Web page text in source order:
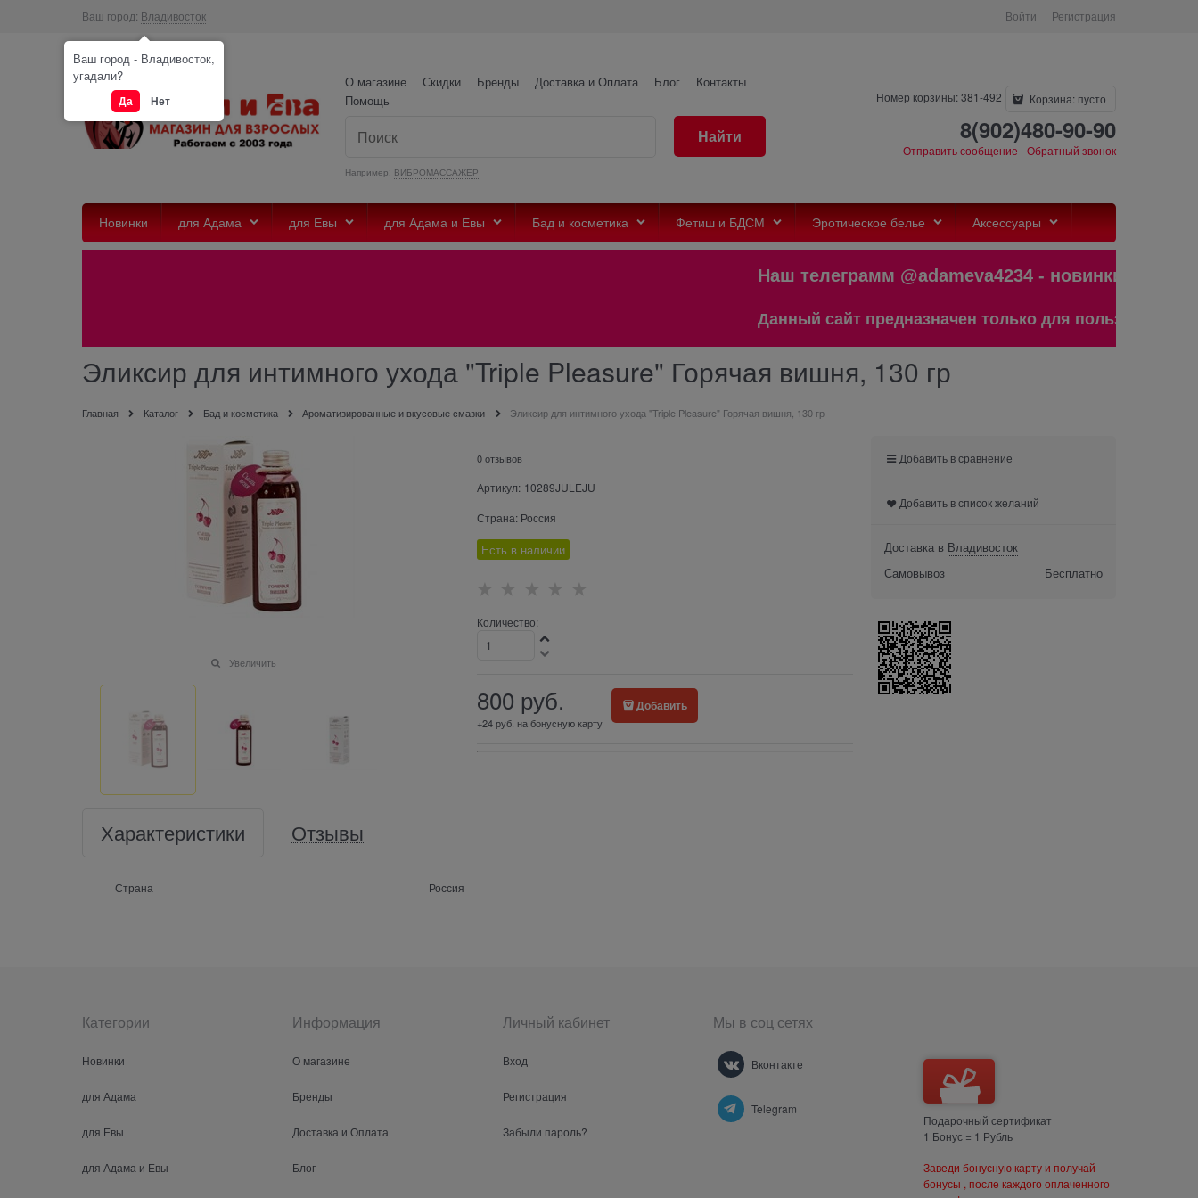
Ваш город: Владивосток Войти Регистрация
О магазине Скидки Бренды Доставка и Оплата Блог
Контакты
Помощь
Например: ВИБРОМАССАЖЕР
Найти
Номер корзины: 381-492 Корзина: пусто
8(902)480-90-90
Отправить сообщение Обратный звонок
Новинки для Адама для Евы для Адама и Евы Бад и косметика Фетиш и БДСМ Эротическое белье Аксессуары
Наш телеграмм @adameva4234 -
Данный сайт предназначен только для пользователей
Эликсир для интимного ухода "Triple Pleasure" Горячая вишня, 130 гр
Главная Каталог Бад и косметика Ароматизированные и вкусовые смазки Эликсир для интимного ухода "Triple Pleasure" Горячая вишня, 130 гр
Увеличить
0 отзывов
Артикул: 10289JULEJU
Страна: Россия
Есть в наличии
Количество:
800 руб.
+24 руб. на бонусную карту
Добавить
Характеристики Отзывы
Страна Россия
Добавить в сравнение
Добавить в список желаний
Доставка в Владивосток
Самовывоз
Бесплатно
Категории
Новинки
для Адама
для Евы
для Адама и Евы
Информация
О магазине
Бренды
Доставка и Оплата
Блог
Личный кабинет
Вход
Регистрация
Забыли пароль?
Мы в соц сетях
Вконтакте
Telegram
Подарочный сертификат
1 Бонус = 1 Рубль
Заведи бонусную карту и получай
бонусы , после каждого оплаченного
Ваш город - Владивосток,
угадали?
Да Нет